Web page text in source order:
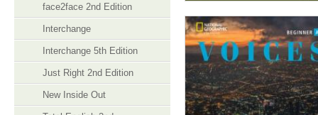
face2face 2nd Edition
Interchange
Interchange 5th Edition
Just Right 2nd Edition
New Inside Out
VOICES